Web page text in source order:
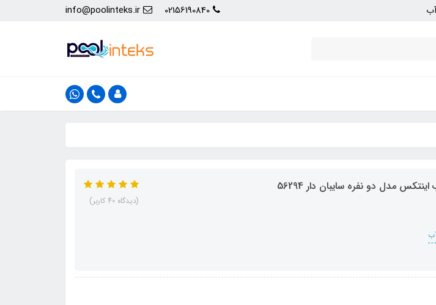
02156190840
info@poolinteks.ir
مدل دو نفره سایبان دار 56294
(دیدگاه 40 کاربر)